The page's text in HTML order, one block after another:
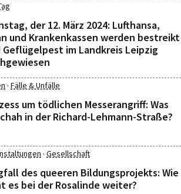
der 12. März 2024: Lufthansa,
und Krankenkassen werden bestreikt
Geflügelpest im Landkreis Leipzig
· Fälle & Unfälle
um tödlichen Messerangriff: Was
in der Richard-Lehmann-Straße?
· Gesellschaft
des queeren Bildungsprojekts: Wie
es bei der Rosalinde weiter?